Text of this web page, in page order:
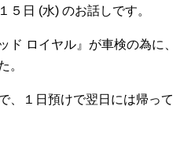
５日 (水) のお話しです。
ド ロイヤル』が車検の為に、
。
、１日預けで翌日には帰って